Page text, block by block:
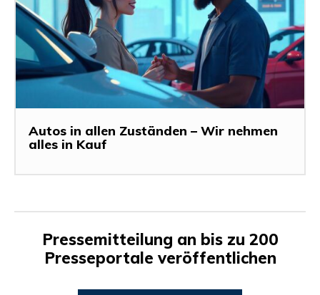
Autos in allen Zuständen – Wir nehmen
alles in Kauf
Pressemitteilung an bis zu 200
Presseportale veröffentlichen